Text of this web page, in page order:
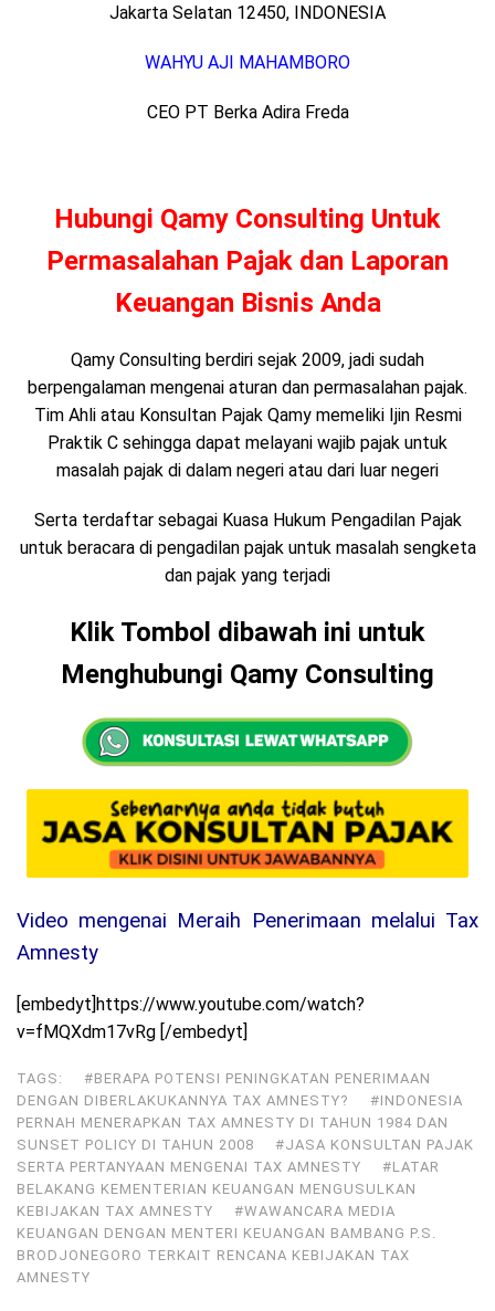
Jakarta Selatan 12450, INDONESIA
WAHYU AJI MAHAMBORO
CEO PT Berka Adira Freda
Hubungi Qamy Consulting Untuk
Permasalahan Pajak dan Laporan
Keuangan Bisnis Anda
Qamy Consulting berdiri sejak 2009, jadi sudah
berpengalaman mengenai aturan dan permasalahan pajak.
Tim Ahli atau Konsultan Pajak Qamy memeliki Ijin Resmi
Praktik C sehingga dapat melayani wajib pajak untuk
masalah pajak di dalam negeri atau dari luar negeri
Serta terdaftar sebagai Kuasa Hukum Pengadilan Pajak
untuk beracara di pengadilan pajak untuk masalah sengketa
dan pajak yang terjadi
Klik Tombol dibawah ini untuk
Menghubungi Qamy Consulting
Video mengenai Meraih Penerimaan melalui Tax
Amnesty
[embedyt]https://www.youtube.com/watch?
v=fMQXdm17vRg [/embedyt]
TAGS:
#BERAPA POTENSI PENINGKATAN PENERIMAAN
DENGAN DIBERLAKUKANNYA TAX AMNESTY?
#INDONESIA
PERNAH MENERAPKAN TAX AMNESTY DI TAHUN 1984 DAN
SUNSET POLICY DI TAHUN 2008
#JASA KONSULTAN PAJAK
SERTA PERTANYAAN MENGENAI TAX AMNESTY
#LATAR
BELAKANG KEMENTERIAN KEUANGAN MENGUSULKAN
KEBIJAKAN TAX AMNESTY
#WAWANCARA MEDIA
KEUANGAN DENGAN MENTERI KEUANGAN BAMBANG P.S.
BRODJONEGORO TERKAIT RENCANA KEBIJAKAN TAX
AMNESTY